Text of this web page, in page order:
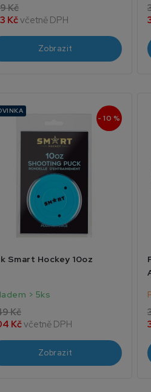
Kč
Kčvčetně DPH
Zobrazit
- 10 %
Smart Hockey 10oz
> 5ks
Kč
Kčvčetně DPH
Zobrazit